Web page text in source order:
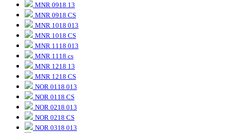
MNR 0918 13
MNR 0918 CS
MNR 1018 013
MNR 1018 CS
MNR 1118 013
MNR 1118 cs
MNR 1218 13
MNR 1218 CS
NOR 0118 013
NOR 0118 CS
NOR 0218 013
NOR 0218 CS
NOR 0318 013